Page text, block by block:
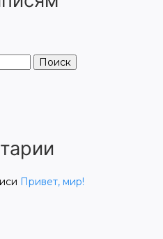
Привет, мир!